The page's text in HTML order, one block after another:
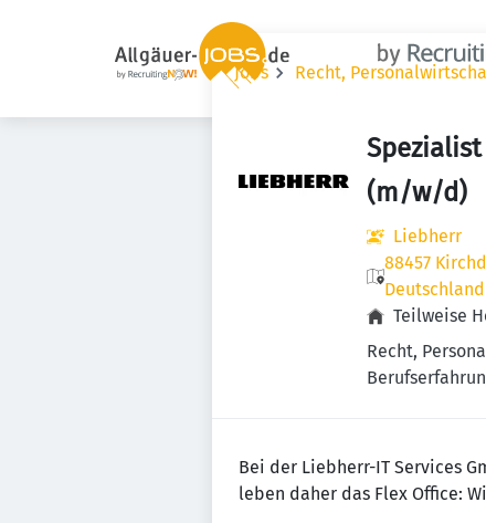
Jobs Recht,
(m/w/d)
Liebherr
88457
Deutschland
Teilweise
Recht,
Bei der Liebherr-IT Services
leben daher das Flex Office: